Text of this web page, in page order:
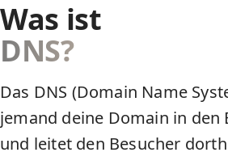
Was ist
DNS?
Das DNS (Domain Name
jemand deine Domain in
und leitet den Besucher